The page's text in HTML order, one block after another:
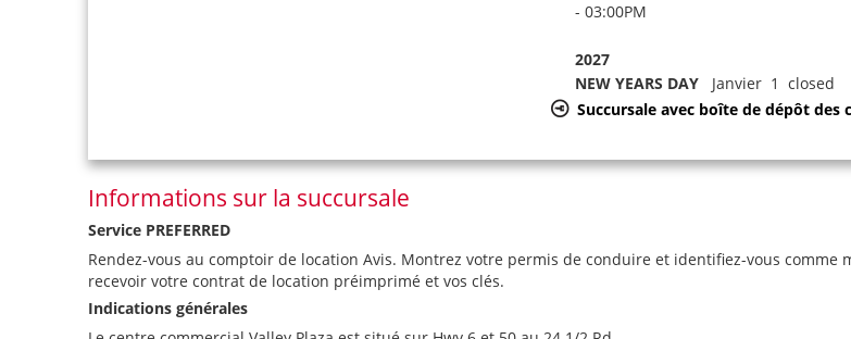
- 03:00PM
2027
NEW YEARS DAYJanvier 1 closed
Succursale avec boîte de dépôt des
Informations sur la succursale
Service PREFERRED
Rendez-vous au comptoir de location Avis. Montrez votre permis de conduire et identifiez-vous
recevoir votre contrat de location préimprimé et vos clés.
Indications générales